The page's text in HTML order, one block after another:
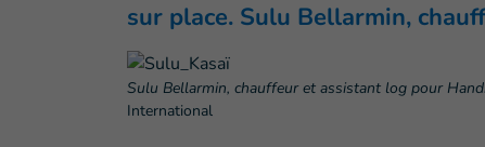
sur place. Sulu Bellarmin,
Sulu Bellarmin, chauffeur et assistant log pour
International